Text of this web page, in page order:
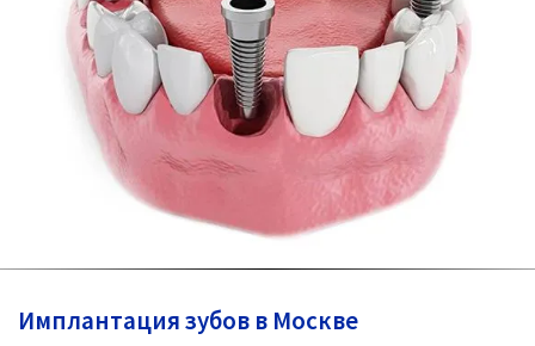
Имплантация зубов в Москве